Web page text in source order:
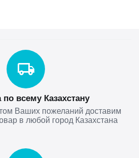
по всему Казахстану
Ваших пожеланий доставим
в любой город Казахстана